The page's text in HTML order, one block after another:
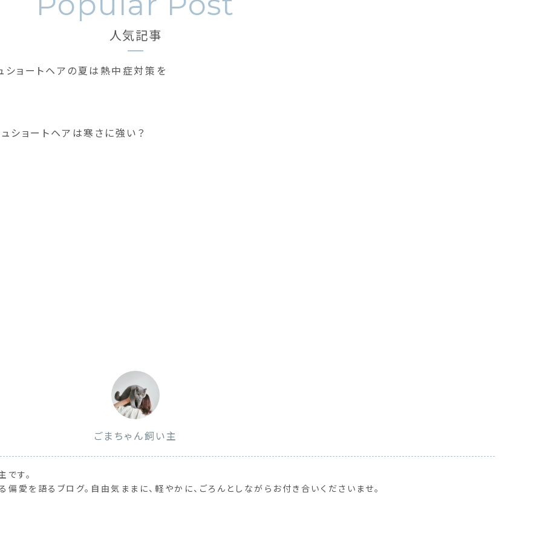
人気記事
ショートヘアの夏は熱中症対策を
ショートヘアは寒さに強い？
ごまちゃん飼い主
です。
愛を語るブログ。自由気ままに、軽やかに、ごろんとしながらお付き合いくださいませ。